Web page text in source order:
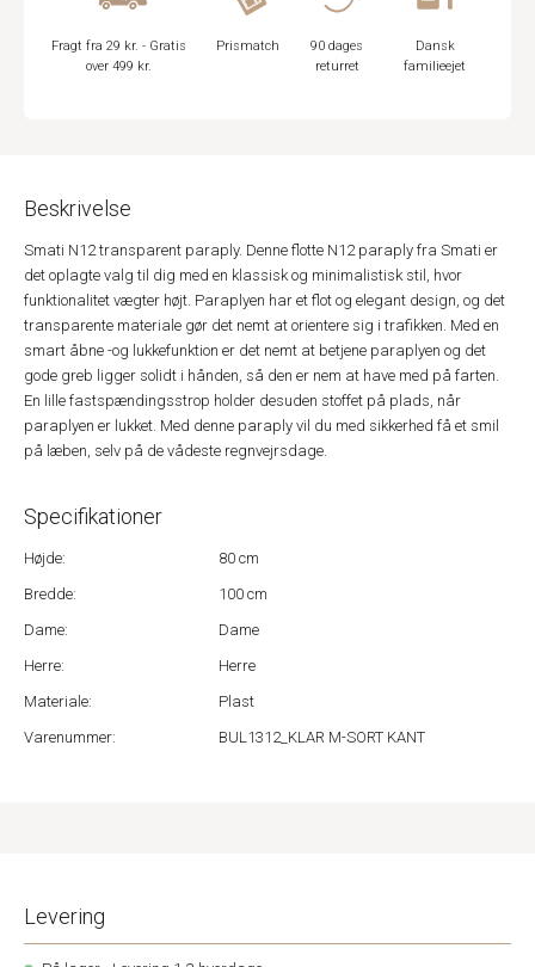
Fragt fra 29 kr. - Gratis
over 499 kr.
Prismatch
90 dages
returret
Dansk
familieejet
Beskrivelse
Smati N12 transparent paraply. Denne flotte N12 paraply fra Smati er
det oplagte valg til dig med en klassisk og minimalistisk stil, hvor
funktionalitet vægter højt. Paraplyen har et flot og elegant design, og det
transparente materiale gør det nemt at orientere sig i trafikken. Med en
smart åbne -og lukkefunktion er det nemt at betjene paraplyen og det
gode greb ligger solidt i hånden, så den er nem at have med på farten.
En lille fastspændingsstrop holder desuden stoffet på plads, når
paraplyen er lukket. Med denne paraply vil du med sikkerhed få et smil
på læben, selv på de vådeste regnvejrsdage.
Specifikationer
Højde:
80 cm
Bredde:
100 cm
Dame:
Dame
Herre:
Herre
Materiale:
Plast
Varenummer:
BUL1312_KLAR M-SORT KANT
Levering